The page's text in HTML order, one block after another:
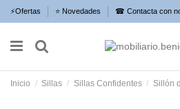
⚡​Ofertas ⭐​ Novedades ☎ Contacta con
Inicio Sillas Sillas Confidentes Sillón